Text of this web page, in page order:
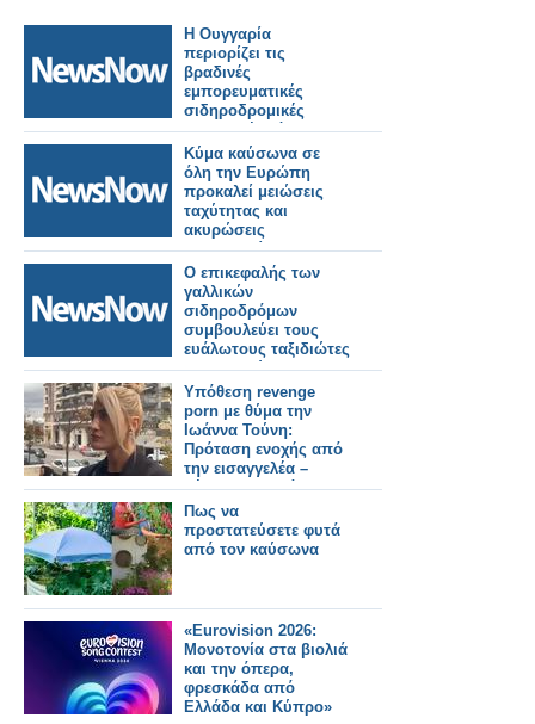
Η Ουγγαρία
περιορίζει τις
βραδινές
εμπορευματικές
σιδηροδρομικές
μεταφορές λόγω
καύσωνα.
Κύμα καύσωνα σε
όλη την Ευρώπη
προκαλεί μειώσεις
ταχύτητας και
ακυρώσεις
δρομολογίων στις
σιδηροδρομικές
γραμμές.
Ο επικεφαλής των
γαλλικών
σιδηροδρόμων
συμβουλεύει τους
ευάλωτους ταξιδιώτες
να αποφεύγουν τα
τρένα κατά τη
διάρκεια του
καύσωνα.
Υπόθεση revenge
porn με θύμα την
Ιωάννα Τούνη:
Πρόταση ενοχής από
την εισαγγελέα –
Ξέσπασε σε δάκρυα
στο δικαστήριο
Πως να
προστατεύσετε φυτά
από τον καύσωνα
«Eurovision 2026:
Μονοτονία στα βιολιά
και την όπερα,
φρεσκάδα από
Ελλάδα και Κύπρο»